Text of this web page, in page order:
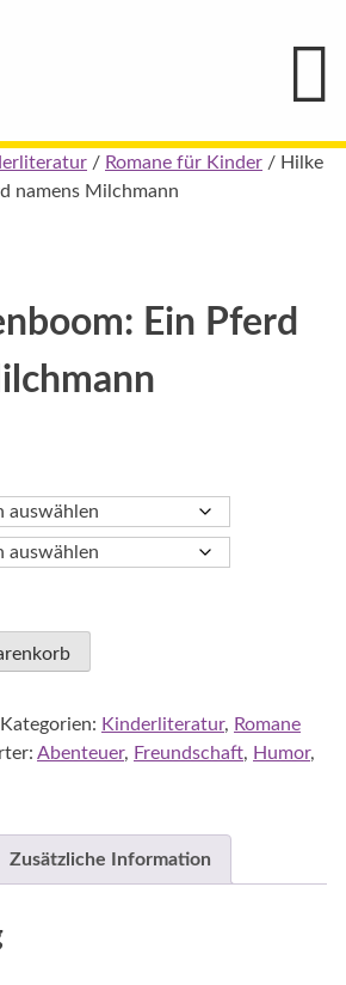
/ Romane für Kinder / Hilke
namens Milchmann
Ein Pferd
€
Kategorien: Kinderliteratur, Romane
Abenteuer, Freundschaft, Humor,
Zusätzliche Information